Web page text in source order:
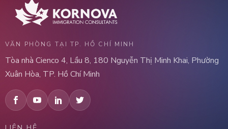
VĂN PHÒNG TẠI TP. HỒ CHÍ MINH
Tòa nhà Cienco 4, Lầu 8, 180 Nguyễn Thị Minh Khai, Phường
Xuân Hòa, TP. Hồ Chí Minh